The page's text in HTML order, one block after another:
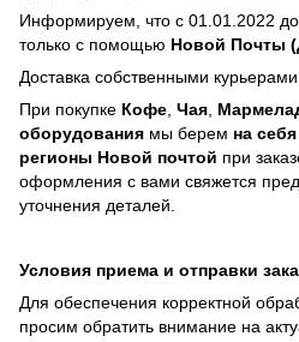
Информируем, что с 01.01.2022
только с помощью Новой Почты
Доставка собственными
При покупке Кофе Чая
оборудования мы берем на
регионы Новой почтой при
оформления с вами свяжется
уточнения деталей.
Условия приема и отправки
Для обеспечения корректной
просим обратить внимание на